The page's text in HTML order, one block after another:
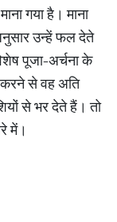
गया है। माना
उन्हें फल देते
पूजा-अर्चना के
से वह अति
से भर देते हैं। तो
में।